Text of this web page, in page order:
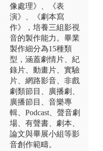
像處理》、《表
演》、《劇本寫
作》，培養三組影視
音的製作能力。畢業
製作細分為15種類
型，涵蓋劇情片、紀
錄片、動畫片、實驗
片、網路影音、非戲
劇類節目、廣播劇、
廣播節目、音樂專
輯、Podcast、聲音劇
場、有聲書、劇本、
論文與畢展小組等影
音創作範疇。